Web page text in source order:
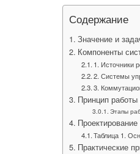
Содержание
Значение и
Компоненты
1. Источники
2. Системы
3.
Принцип
Этапы
Таблица 1.
Практические